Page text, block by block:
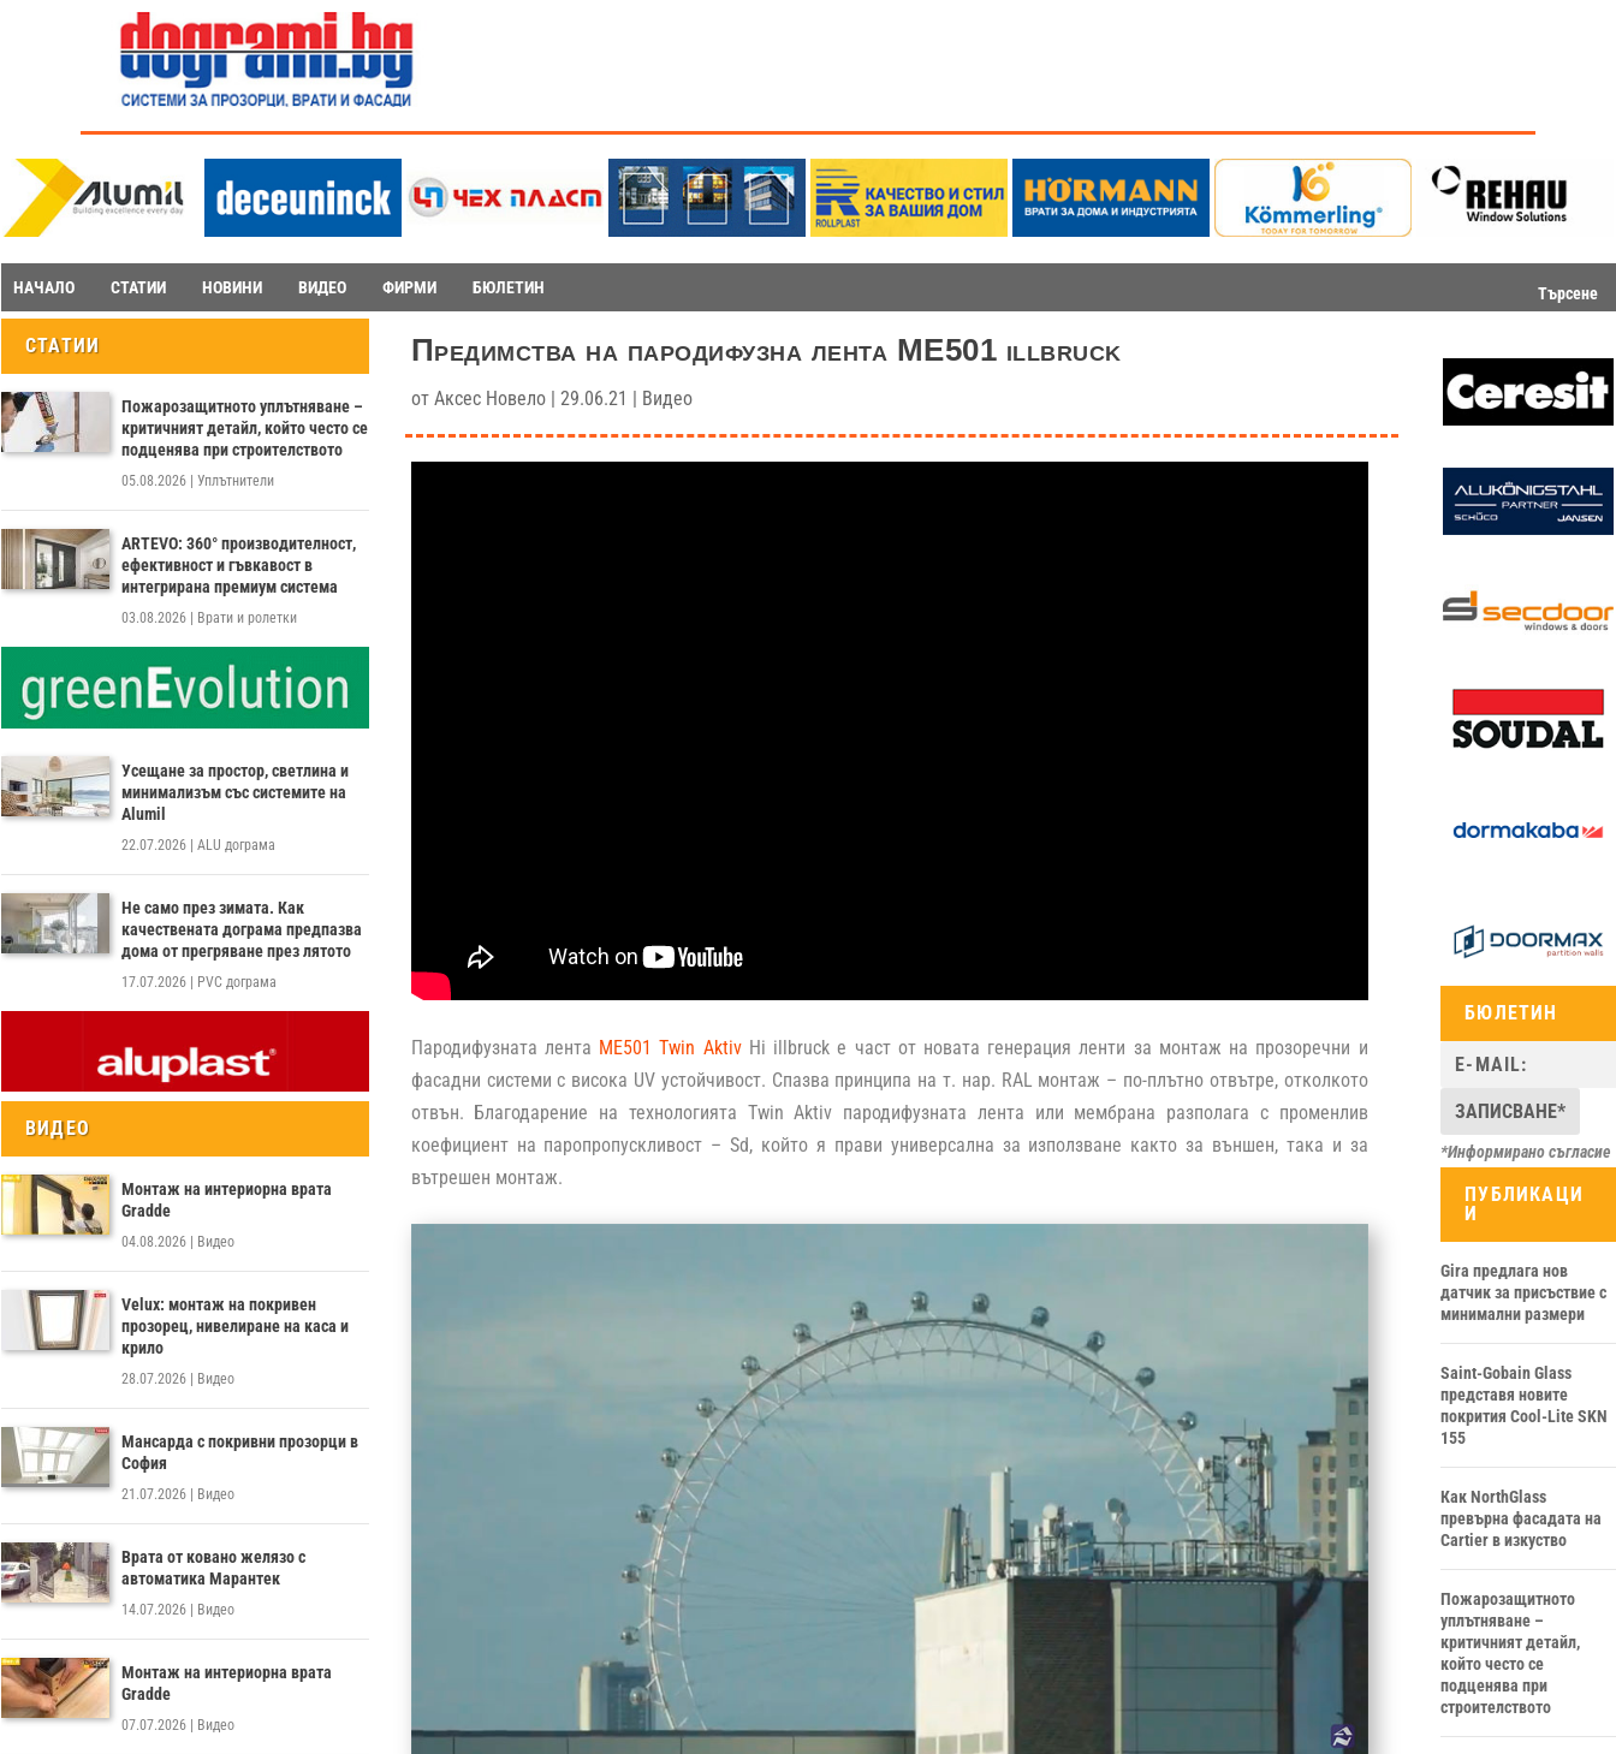
НАЧАЛО СТАТИИ НОВИНИ ВИДЕО ФИРМИ БЮЛЕТИН Търсене
СТАТИИ
Пожарозащитното уплътняване –
критичният детайл, който често се
подценява при строителството
05.08.2026 Уплътнители
ARTEVO: 360° производителност,
ефективност и гъвкавост в
интегрирана премиум система
03.08.2026 Врати и ролетки
Усещане за простор, светлина и
минимализъм със системите на
Alumil
22.07.2026 | ALU дограма
Не само през зимата. Как
качествената дограма предпазва
дома от прегряване през лятото
17.07.2026 | PVC дограма
ВИДЕО
Монтаж на интериорна врата
Gradde
04.08.2026 Видео
Velux: монтаж на покривен
прозорец, нивелиране на каса и
крило
28.07.2026 Видео
Мансарда с покривни прозорци в
София
21.07.2026 Видео
Врата от ковано желязо с
автоматика Марантек
14.07.2026 Видео
Монтаж на интериорна врата
Gradde
07.07.2026 Видео
Предимства на пародифузна лента ME501 illbruck
от Аксес Новело| 29.06.21 | Видео
Пародифузната лента ME501 Twin AktivHi illbruck е част от новата генерация ленти за монтаж на прозоречни и
фасадни системи с висока UV устойчивост. Спазва принципа на т. нар. RAL монтаж – по-плътно отвътре, отколкото
отвън. Благодарение на технологията Twin Aktiv пародифузната лента или мембрана разполага с променлив
коефициент на паропропускливост – Sd, който я прави универсална за използване както за външен, така и за
вътрешен монтаж.
БЮЛЕТИН
*Информирано съгласие
ПУБЛИКАЦИ
И
Gira предлага нов
датчик за присъствие с
минимални размери
Saint-Gobain Glass
представя новите
покрития Cool-Lite SKN
155
Как NorthGlass
превърна фасадата на
Cartier в изкуство
Пожарозащитното
уплътняване –
критичният детайл,
който често се
подценява при
строителството